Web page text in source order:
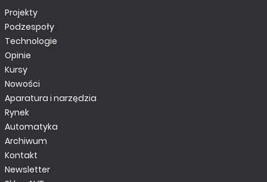
TUTORIALE
Renesas Synergy - Internet Rzeczy w zasięgu ręki.
cz. 2
Projekty
Podzespoły
Technologie
Opinie
Kursy
Nowości
Aparatura i narzędzia
Rynek
Automatyka
Archiwum
Kontakt
Newsletter